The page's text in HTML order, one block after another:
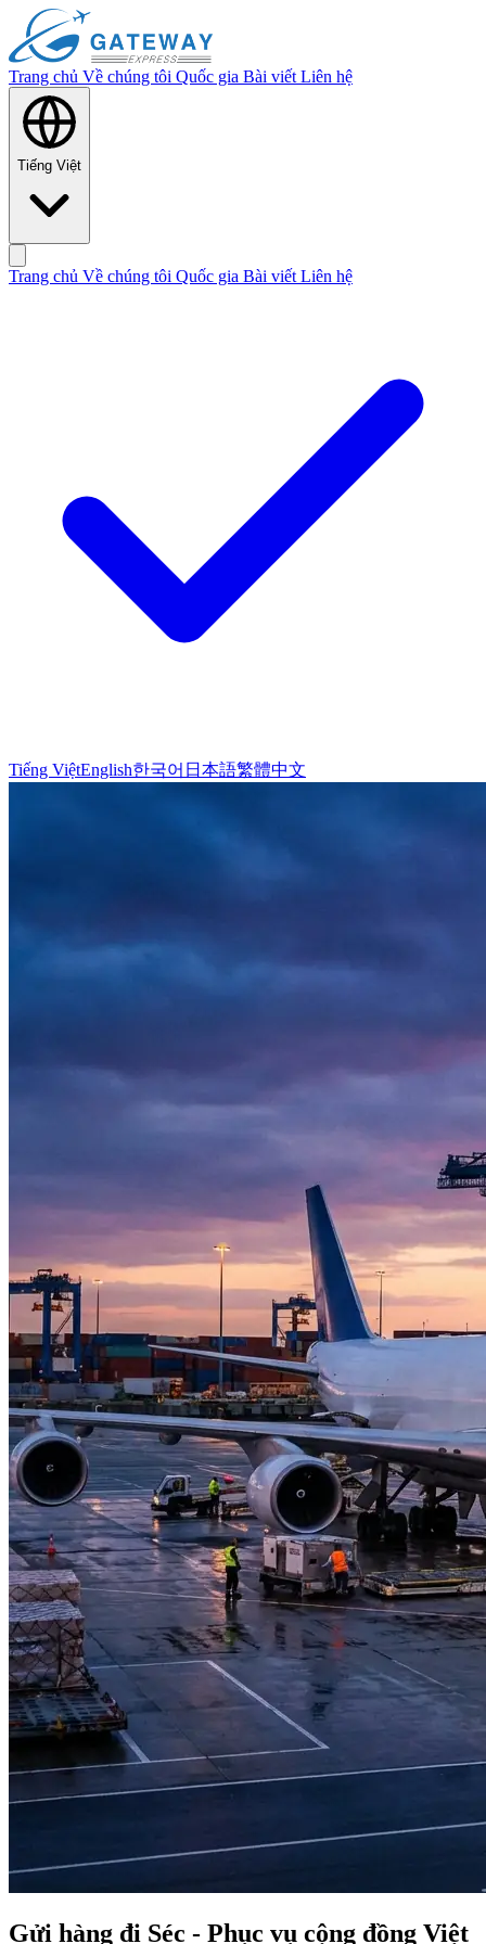
Trang chủ Về chúng tôi Quốc gia Bài viết Liên hệ
Tiếng Việt
Trang chủ Về chúng tôi Quốc gia Bài viết Liên hệ
Tiếng ViệtEnglish한국어 日本語繁體中文
Gửi hàng đi Séc - Phục vụ cộng đồng Việt